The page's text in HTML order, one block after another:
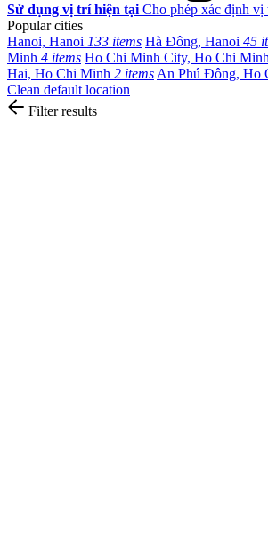
Sử dụng vị trí hiện tại Cho phép xác định vị
Popular cities
Hanoi, Hanoi 133 items Hà Đông, Hanoi 45
Minh 4 items Ho Chi Minh City, Ho Chi Minh
Hai, Ho Chi Minh 2 items An Phú Đông, Ho
Clean default location
Filter results